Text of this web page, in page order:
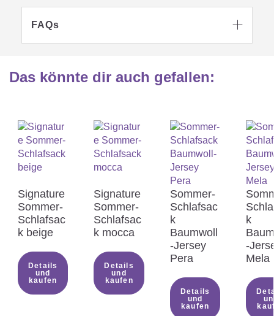
FAQs 
Schlafsack schlafen?
Welche Kleidung soll mein Baby
im Schlafsack tragen?
Worauf du beim Kauf eines
Babyschlafsacks achten sollest…
Das könnte dir auch gefallen:
Signature
Sommer-
Schlafsac
k beige
Details
und
kaufen
Signature
Sommer-
Schlafsac
k mocca
Details
und
kaufen
Sommer-
Schlafsac
k
Baumwoll
-Jersey
Pera
Details
und
kaufen
k
-
Mela